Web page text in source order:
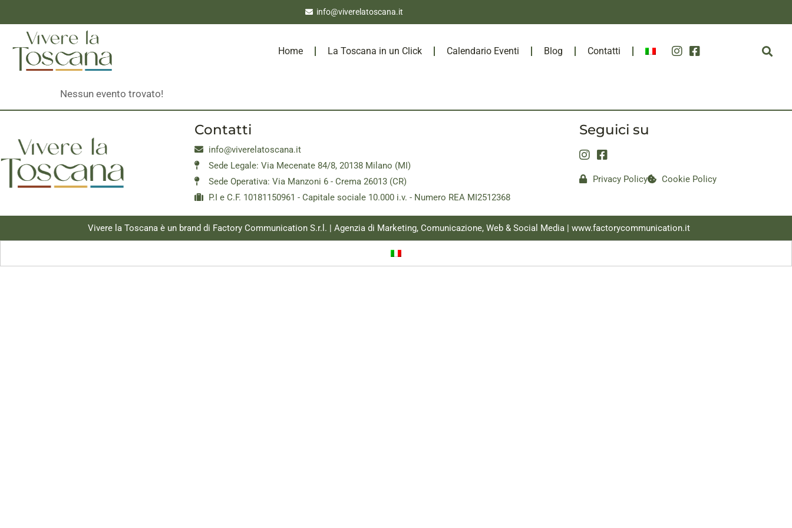
info@viverelatoscana.it
Home La Toscana in un Click Calendario Eventi Blog Contatti
Nessun evento trovato!
Contatti
info@viverelatoscana.it
Sede Legale: Via Mecenate 84/8, 20138 Milano (MI)
Sede Operativa: Via Manzoni 6 - Crema 26013 (CR)
P.I e C.F. 10181150961 - Capitale sociale 10.000 i.v. - Numero REA MI2512368
Seguici su
Privacy Policy Cookie Policy
Vivere la Toscana è un brand di Factory Communication S.r.l. | Agenzia di Marketing, Comunicazione, Web & Social Media | www.factorycommunication.it